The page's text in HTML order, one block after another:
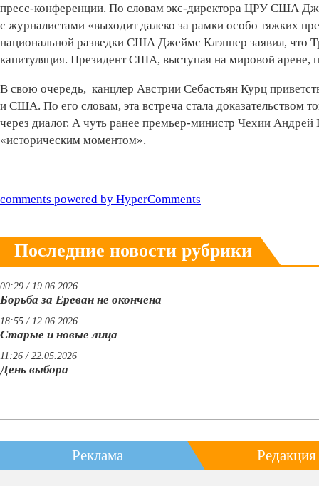
пресс-конференции. По словам экс-директора ЦРУ США
с журналистами «выходит далеко за рамки особо тяжких
национальной разведки США Джеймс Клэппер заявил, что
капитуляция. Президент США, выступая на мировой арене,
В свою очередь, канцлер Австрии Себастьян Курц
и США. По его словам, эта встреча стала доказательством
через диалог. А чуть ранее премьер-министр Чехии
«историческим моментом».
comments powered by HyperComments
Последние новости рубрики
00:29 / 19.06.2026
Борьба за Ереван не окончена
18:55 / 12.06.2026
Старые и новые лица
11:26 / 22.05.2026
День выбора
Реклама Редакция